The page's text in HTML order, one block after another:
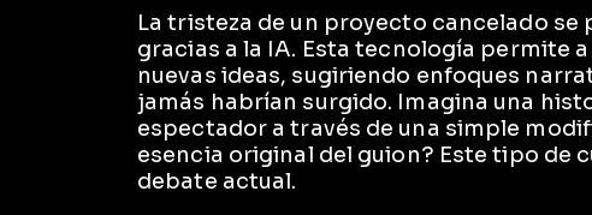
La tristeza de un proyecto cancelado
gracias a la IA. Esta tecnología permite
nuevas ideas, sugiriendo enfoques
jamás habrían surgido. Imagina una
espectador a través de una simple
esencia original del guion? Este tipo de
debate actual.